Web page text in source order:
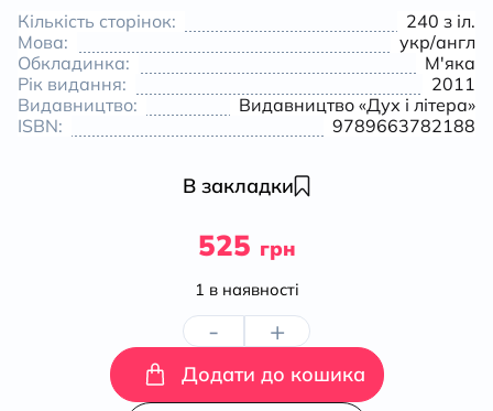
Кількість сторінок:
240 з іл.
Мова:
укр/англ
Обкладинка:
М'яка
Рік видання:
2011
Видавництво:
Видавництво «Дух і літера»
ISBN:
9789663782188
В закладки
525 грн
1 в наявності
-
Книжкова
графіка
+
Додати до кошика